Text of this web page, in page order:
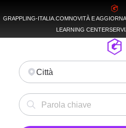
GRAPPLING-ITALIA.COMNOVITÀ E
LEARNING CENTER
Città